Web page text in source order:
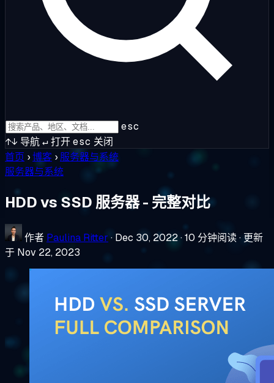
esc
↑↓ 导航↵打开esc 关闭
首页 ›博客 › 服务器与系统
服务器与系统
HDD vs SSD 服务器 - 完整对比
作者 Paulina Ritter · Dec 30, 2022·10 分钟阅读· 更新
于 Nov 22, 2023